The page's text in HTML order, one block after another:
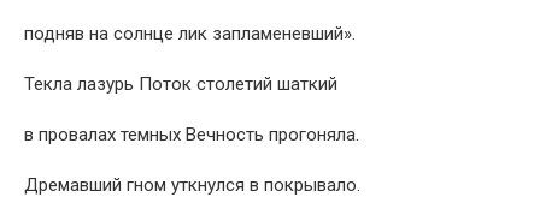
подняв на солнце лик запламеневший».
Текла лазурь Поток столетий шаткий
в провалах темных Вечность прогоняла.
Дремавший гном уткнулся в покрывало.